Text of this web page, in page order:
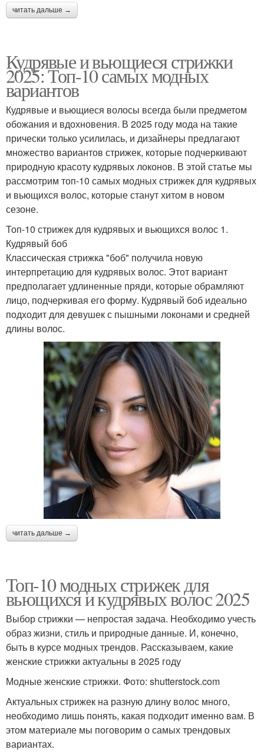
читать дальше →
Кудрявые и вьющиеся стрижки
2025: Топ-10 самых модных
вариантов
Кудрявые и вьющиеся волосы всегда были предметом
обожания и вдохновения. В 2025 году мода на такие
прически только усилилась, и дизайнеры предлагают
множество вариантов стрижек, которые подчеркивают
природную красоту кудрявых локонов. В этой статье мы
рассмотрим топ-10 самых модных стрижек для кудрявых
и вьющихся волос, которые станут хитом в новом
сезоне.
Топ-10 стрижек для кудрявых и вьющихся волос 1.
Кудрявый боб
Классическая стрижка "боб" получила новую
интерпретацию для кудрявых волос. Этот вариант
предполагает удлиненные пряди, которые обрамляют
лицо, подчеркивая его форму. Кудрявый боб идеально
подходит для девушек с пышными локонами и средней
длины волос.
читать дальше →
Топ-10 модных стрижек для
вьющихся и кудрявых волос 2025
Выбор стрижки — непростая задача. Необходимо учесть
образ жизни, стиль и природные данные. И, конечно,
быть в курсе модных трендов. Рассказываем, какие
женские стрижки актуальны в 2025 году
Модные женские стрижки. Фото: shutterstock.com
Актуальных стрижек на разную длину волос много,
необходимо лишь понять, какая подходит именно вам. В
этом материале мы поговорим о самых трендовых
вариантах.